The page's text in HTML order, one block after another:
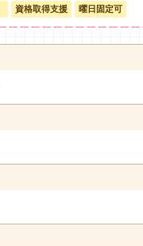
資格取得支援 曜日固定可